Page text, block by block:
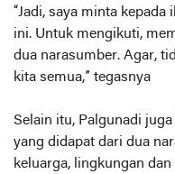
“Jadi, saya minta
ini. Untuk mengikuti,
dua narasumber. Agar,
kita semua,” tegasnya
Selain itu, Palgunadi
yang didapat dari dua
keluarga, lingkungan